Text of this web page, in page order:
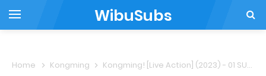
WibuSubs
Home Kongming Kongming! [Live Action] (2023) - 01 SUBTITLE INDONESIA